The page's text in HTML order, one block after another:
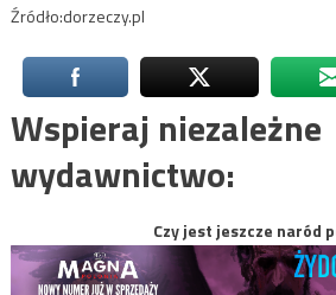
Źródło:dorzeczy.pl
Wspieraj niezależne
wydawnictwo:
Czy jest jeszcze naród